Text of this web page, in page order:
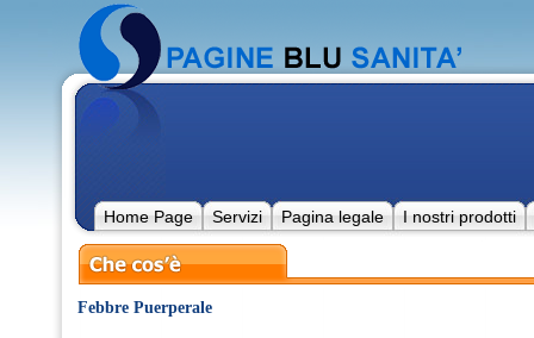
Home Page Servizi Pagina legale I nostri prodotti
Febbre Puerperale